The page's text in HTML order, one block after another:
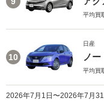
平均買
10
日産
ノー
平均買
2026年7月1日〜2026年7月